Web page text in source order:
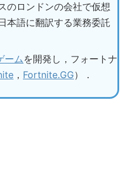
のロンドンの会社で仮想
本語に翻訳する業務委託
ームを開発し，フォートナ
， Fortnite.GG）．